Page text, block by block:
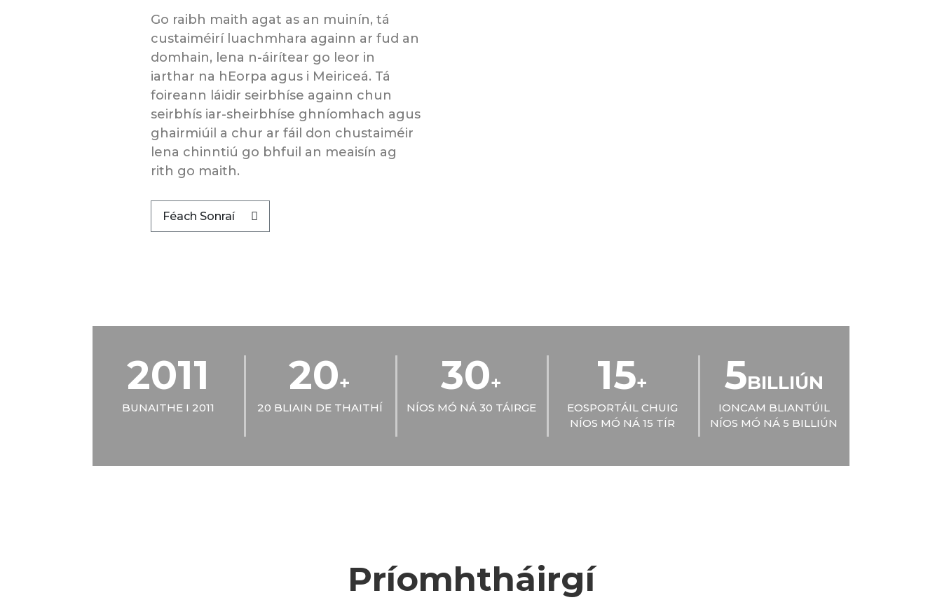
Go raibh maith agat as an muinín, tá
custaiméirí luachmhara againn ar fud an
domhain, lena n-áirítear go leor in
iarthar na hEorpa agus i Meiriceá. Tá
foireann láidir seirbhíse againn chun
seirbhís iar-sheirbhíse ghníomhach agus
ghairmiúil a chur ar fáil don chustaiméir
lena chinntiú go bhfuil an meaisín ag
rith go maith.
Féach Sonraí
2011
BUNAITHE I 2011
20+
20 BLIAIN DE THAITHÍ
30+
NÍOS MÓ NÁ 30 TÁIRGE
15+
EOSPORTÁIL CHUIG
NÍOS MÓ NÁ 15 TÍR
5BILLIÚN
IONCAM BLIANTÚIL
NÍOS MÓ NÁ 5 BILLIÚN
Príomhtháirgí